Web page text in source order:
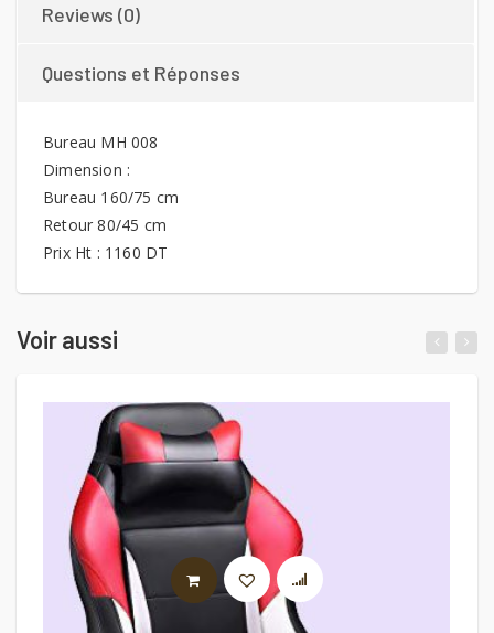
Reviews (0)
Questions et Réponses
Bureau MH 008
Dimension :
Bureau 160/75 cm
Retour 80/45 cm
Prix Ht : 1160 DT
Voir aussi
LIRE LA SUITE